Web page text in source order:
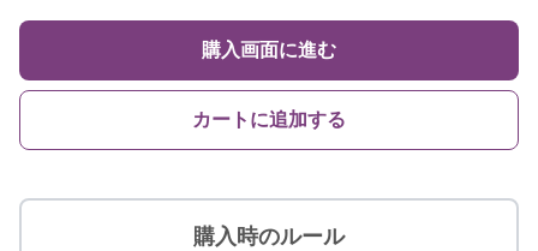
購入画面に進む
カートに追加する
購入時のルール